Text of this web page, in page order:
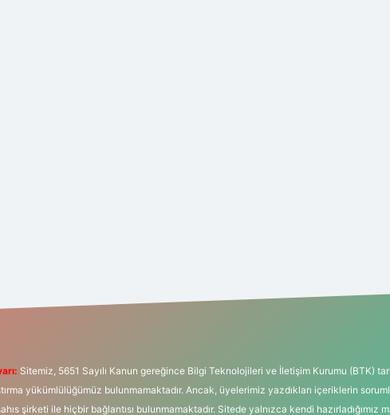
Sitemiz, 5651 Sayılı Kanun gereğince Bilgi Teknolojileri ve İletişim Kurumu (BTK)
yükümlülüğümüz bulunmamaktadır. Ancak, üyelerimiz yazdıkları içeriklerin
şirketi ile hiçbir bağlantısı bulunmamaktadır. Sitede yalnızca kendi